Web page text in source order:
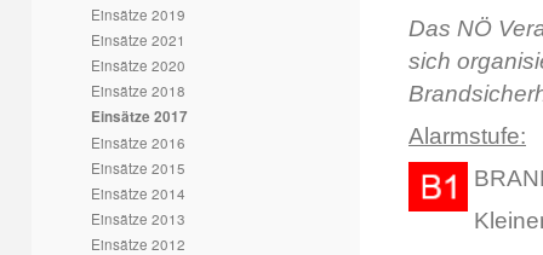
Einsätze 2019
Einsätze 2021
Einsätze 2020
Einsätze 2018
Einsätze 2017
Einsätze 2016
Einsätze 2015
Einsätze 2014
Einsätze 2013
Einsätze 2012
Das NÖ
sich
Alarmstufe: